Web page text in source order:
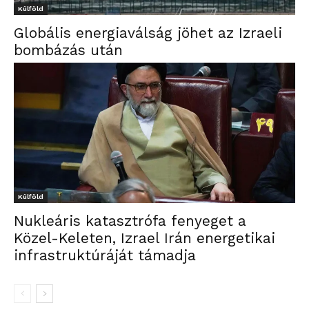
Külföld
Globális energiaválság jöhet az Izraeli
bombázás után
Külföld
Nukleáris katasztrófa fenyeget a
Közel-Keleten, Izrael Irán energetikai
infrastruktúráját támadja